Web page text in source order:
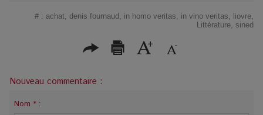
# : achat, denis fournaud , in homo veritas, in vino veritas, liovre,
Littérature, sined
Nouveau commentaire :
Nom * :